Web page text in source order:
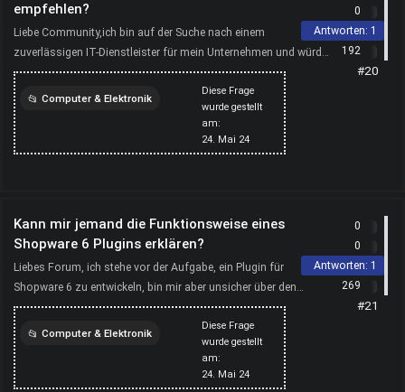
empfehlen?
Liebe Community,ich bin auf der Suche nach einem
zuverlässigen IT-Dienstleister für mein Unternehmen und würde
gerne einige Empfehlungen erhalten. Kennt hier im Forum jem...
Diese Frage
wurde gestellt
am:
24. Mai 24
Computer & Elektronik
0
Antworten: 1
192
#20
Kann mir jemand die Funktionsweise eines
Shopware 6 Plugins erklären?
Liebes Forum, ich stehe vor der Aufgabe, ein Plugin für
Shopware 6 zu entwickeln, bin mir aber unsicher über den
genauen Ablauf und die Funktionsweise. Kann mir jemand ei...
Diese Frage
wurde gestellt
am:
24. Mai 24
Computer & Elektronik
0
0
Antworten: 1
269
#21